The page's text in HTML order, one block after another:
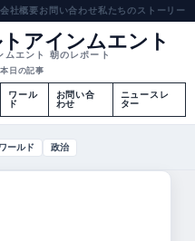
会社概要お問い合わせ私たちのストーリー
アインムエント
ムエント 朝のレポート
日の記事
ワール
ド
お問い合
わせ
ニュースレ
ター
ワールド 政治